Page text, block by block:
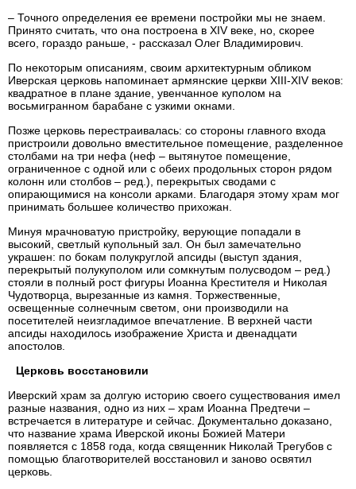
– Точного определения ее времени постройки мы не знаем.
Принято считать, что она построена в XIV веке, но, скорее
всего, гораздо раньше, - рассказал Олег Владимирович.
По некоторым описаниям, своим архитектурным обликом
Иверская церковь напоминает армянские церкви ХIII-ХIV веков:
квадратное в плане здание, увенчанное куполом на
восьмигранном барабане с узкими окнами.
Позже церковь перестраивалась: со стороны главного входа
пристроили довольно вместительное помещение, разделенное
столбами на три нефа (неф – вытянутое помещение,
ограниченное с одной или с обеих продольных сторон рядом
колонн или столбов – ред.), перекрытых сводами с
опирающимися на консоли арками. Благодаря этому храм мог
принимать большее количество прихожан.
Минуя мрачноватую пристройку, верующие попадали в
высокий, светлый купольный зал. Он был замечательно
украшен: по бокам полукруглой апсиды (выступ здания,
перекрытый полукуполом или сомкнутым полусводом – ред.)
стояли в полный рост фигуры Иоанна Крестителя и Николая
Чудотворца, вырезанные из камня. Торжественные,
освещенные солнечным светом, они производили на
посетителей неизгладимое впечатление. В верхней части
апсиды находилось изображение Христа и двенадцати
апостолов.
Церковь восстановили
Иверский храм за долгую историю своего существования имел
разные названия, одно из них – храм Иоанна Предтечи –
встречается в литературе и сейчас. Документально доказано,
что название храма Иверской иконы Божией Матери
появляется с 1858 года, когда священник Николай Трегубов с
помощью благотворителей восстановил и заново освятил
церковь.